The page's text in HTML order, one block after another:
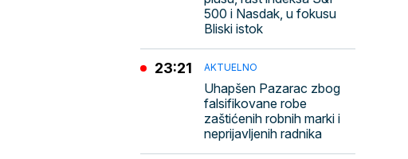
500 i Nasdak, u fokusu
Bliski istok
AKTUELNO
Uhapšen Pazarac zbog
falsifikovane robe
zaštićenih robnih marki i
neprijavljenih radnika
23:21